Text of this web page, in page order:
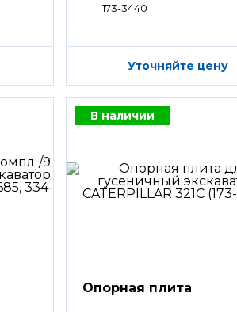
173-3440
Уточняйте цену
В наличии
Опорная плита